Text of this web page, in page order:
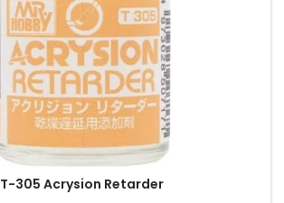
T-305 Acrysion Retarder